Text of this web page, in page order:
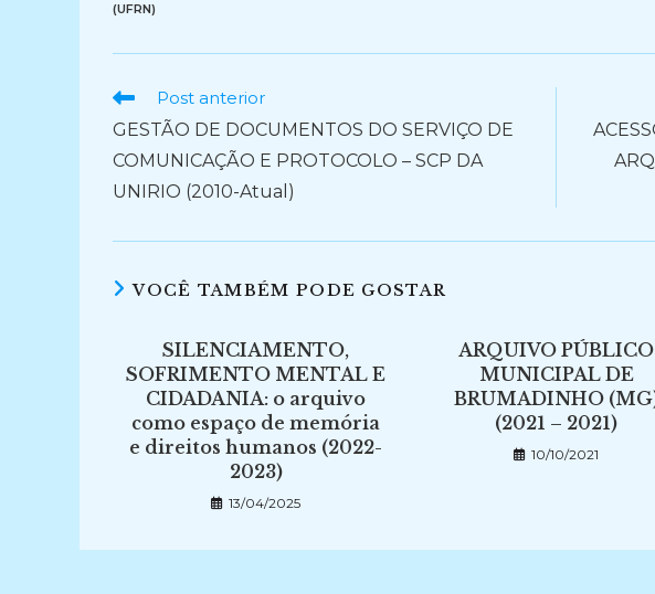
(UFRN)
Ler
artigos
Post anterior
GESTÃO DE DOCUMENTOS DO SERVIÇO DE
COMUNICAÇÃO E PROTOCOLO – SCP DA
UNIRIO (2010-Atual)
VOCÊ TAMBÉM PODE GOSTAR
SILENCIAMENTO,
SOFRIMENTO MENTAL E
CIDADANIA: o arquivo
como espaço de memória
e direitos humanos (2022-
2023)
13/04/2025
ARQUIVO PÚBLICO
MUNICIPAL DE
BRUMADINHO
(2021 – 2021)
10/10/2021